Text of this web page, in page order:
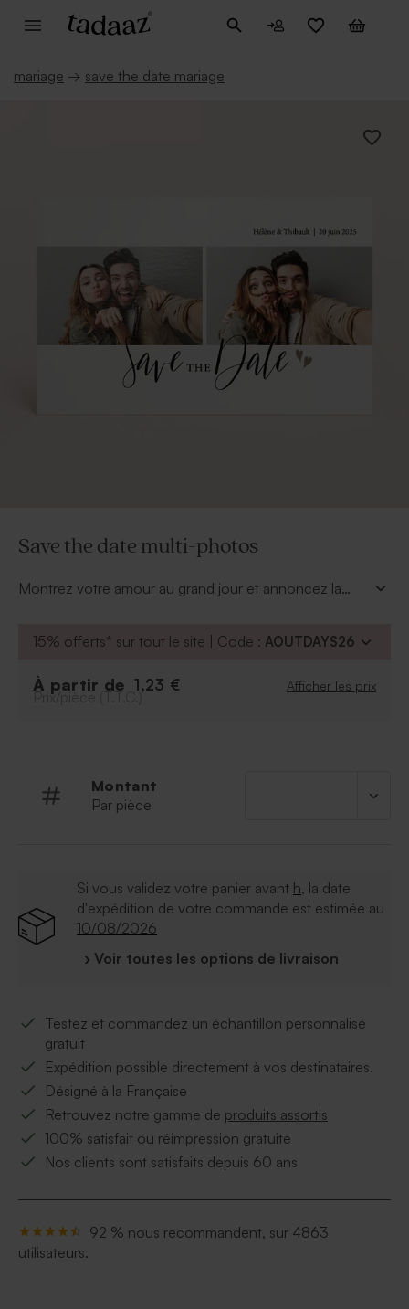
mariage → save the date mariage
Save the date multi-photos
Montrez votre amour au grand jour et annoncez la
photossera créé : choisissez vos 2 plus belles photos
symboles si vous en avez l'envie. Plus qu'à choisir une
15% offerts* sur tout le site | Code : AOUTDAYS26
À partir de 1,23 € Afficher les prix
Prix/pièce (T.T.C.)
Montant
Par pièce
Si vous validez votre panier avant h, la date
d'expédition de votre commande est estimée au
10/08/2026
› Voir toutes les options de livraison
Testez et commandez un échantillon personnalisé
gratuit
Expédition possible directement à vos destinataires.
Désigné à la Française
Retrouvez notre gamme de produits assortis
100% satisfait ou réimpression gratuite
Nos clients sont satisfaits depuis 60 ans
92 % nous recommandent, sur 4863
utilisateurs.